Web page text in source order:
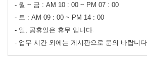
- 월 ~ 금 : AM 10 : 00 ~ PM 07 : 00
- 토 : AM 09 : 00 ~ PM 14 : 00
- 일, 공휴일은 휴무 입니다.
- 업무 시간 외에는 게시판으로 문의 바랍니다.